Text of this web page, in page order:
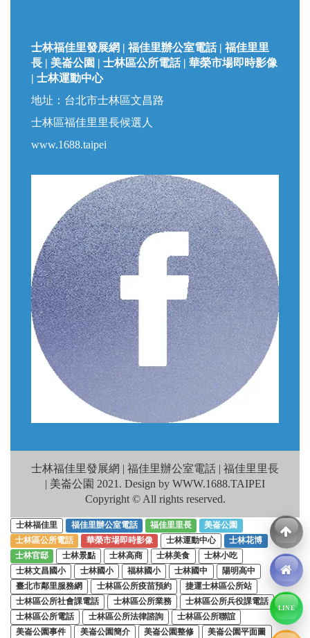
士林福佳里發展網 | 福佳里辦公室電話 | 福佳里里
長 | 美崙公園 | 士林區公所電話 | 華榮市場即時影像
| 士林運動中心
地址：台北市士林區文昌路
士林區福佳里里長候選人
www.1688.taipei
士林福佳里發展網 | 福佳里辦公室電話 | 福佳里里長
| 美崙公園 2021. Design by WWW.1688.TAIPEI
Copyright © All rights reserved.
士林福佳里 福佳里辦公室電話 福佳里里長
美崙公園
士林區公所電話
華榮市場即時影像 士林運動中心
士林花博
士林官邸
士林景點 士林高商 士林美食
士林小吃
士林文昌國小
士林國小 福林國小 士林國中
陽明高中
臺北市鄰里服務網
士林區公所疫苗預約
捷運士林區公所站
士林區公所社會課電話
士林區公所業務
士林區公所兵役課電話
士林區公所電話
士林區公所法律諮詢
士林區公所聯誼
美崙公園事件
美崙公園簡介 美崙公園整修
美崙公園平面圖
LINE